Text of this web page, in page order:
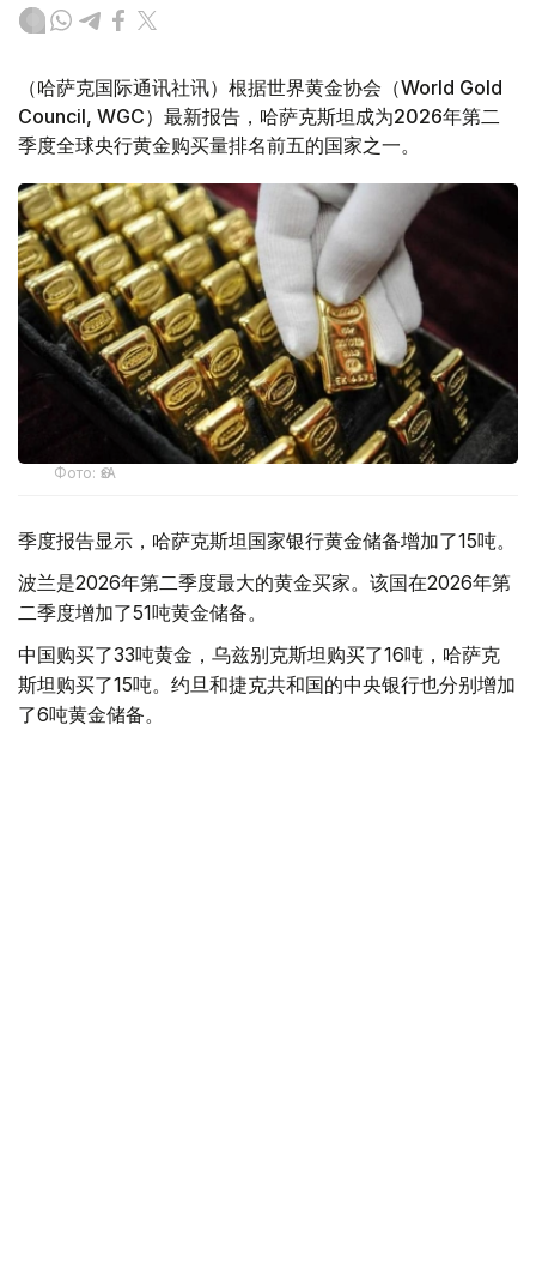
（哈萨克国际通讯社讯）根据世界黄金协会（World Gold
Council, WGC）最新报告，哈萨克斯坦成为2026年第二
季度全球央行黄金购买量排名前五的国家之一。
Фото: ӨзА
季度报告显示，哈萨克斯坦国家银行黄金储备增加了15吨。
波兰是2026年第二季度最大的黄金买家。该国在2026年第
二季度增加了51吨黄金储备。
中国购买了33吨黄金，乌兹别克斯坦购买了16吨，哈萨克
斯坦购买了15吨。约旦和捷克共和国的中央银行也分别增加
了6吨黄金储备。